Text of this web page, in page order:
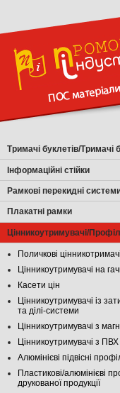
Тримачі буклетів/Тримачі
Інформаційні стійки
Рамкові перекидні
Плакатні рамки
Цінникоутримувачі/
Поличкові цінникотримачі
Цінникоутримувачі на
Касети цін
Цінникоутримувачі із
та ділі-системи
Цінникоутримувачі з
Цінникоутримувачі з ПВХ
Алюмінієві підвісні
Пластикові/алюмінієві
друкованої продукції